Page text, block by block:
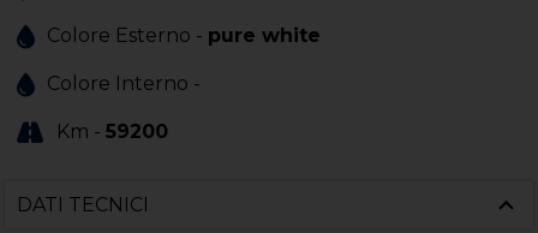
Colore Esterno - pure white
Colore Interno -
Km -59200
DATI TECNICI